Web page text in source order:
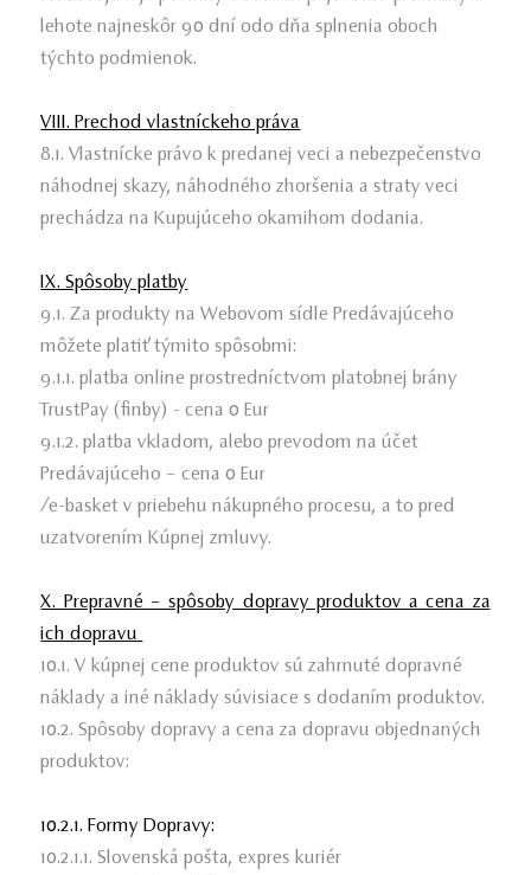
lehote najneskôr 90 dní odo dňa splnenia oboch
týchto podmienok.
VIII. Prechod vlastníckeho práva
8.1. Vlastnícke právo k predanej veci a nebezpečenstvo
náhodnej skazy, náhodného zhoršenia a straty veci
prechádza na Kupujúceho okamihom dodania.
IX. Spôsoby platby
9.1. Za produkty na Webovom sídle Predávajúceho
môžete platiť týmito spôsobmi:
9.1.1. platba online prostredníctvom platobnej brány
TrustPay (finby) - cena 0 Eur
9.1.2. platba vkladom, alebo prevodom na účet
Predávajúceho – cena 0 Eur
/e-basket v priebehu nákupného procesu, a to pred
uzatvorením Kúpnej zmluvy.
X. Prepravné – spôsoby dopravy produktov a cena za
ich dopravu
10.1. V kúpnej cene produktov sú zahrnuté dopravné
náklady a iné náklady súvisiace s dodaním produktov.
10.2. Spôsoby dopravy a cena za dopravu objednaných
produktov:
10.2.1. Formy Dopravy:
10.2.1.1. Slovenská pošta, expres kuriér